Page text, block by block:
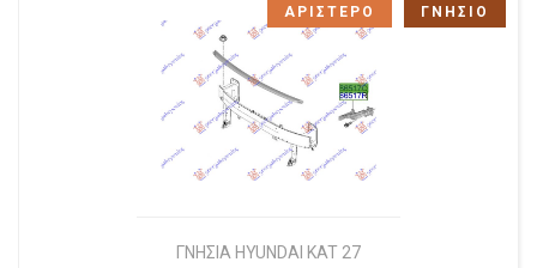
ΓΝΗΣΙΑ HYUNDAI KAT 27
ΑΡΙΣΤΕΡΟ ΓΝΗΣΙΟ